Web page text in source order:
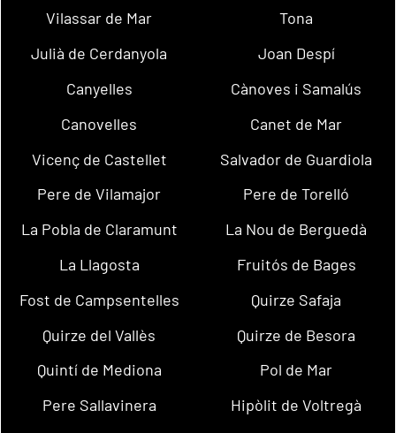
Vilassar de Mar
Tona
Julià de Cerdanyola
Joan Despí
Canyelles
Cànoves i Samalús
Canovelles
Canet de Mar
Vicenç de Castellet
Salvador de Guardiola
Pere de Vilamajor
Pere de Torelló
La Pobla de Claramunt
La Nou de Berguedà
La Llagosta
Fruitós de Bages
Fost de Campsentelles
Quirze Safaja
Quirze del Vallès
Quirze de Besora
Quintí de Mediona
Pol de Mar
Pere Sallavinera
Hipòlit de Voltregà